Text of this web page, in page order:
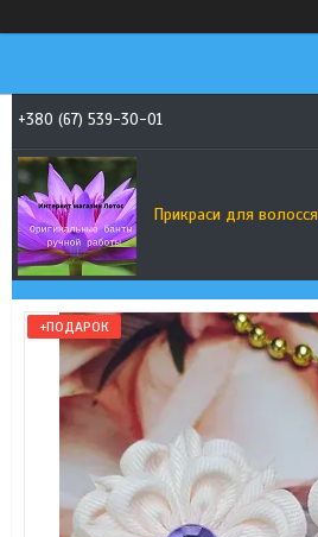
+380 (67) 539-30-01
Прикраси для волосся
+ПОДАРОК